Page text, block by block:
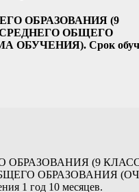
ОБРАЗОВАНИЯ (9
ОБЩЕГО
Срок
(9
ОБРАЗОВАНИЯ
1 год 10 месяцев.